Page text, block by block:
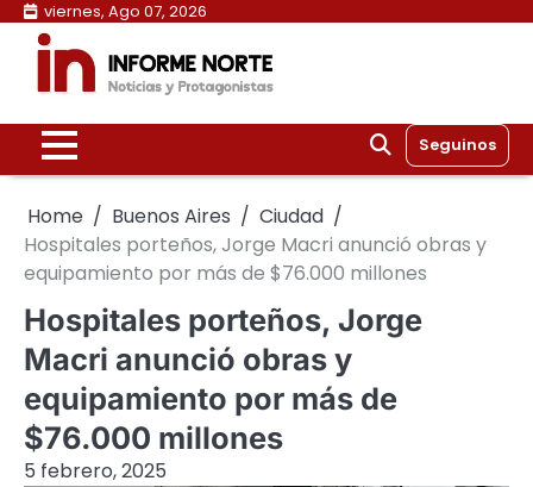
Skip
content
viernes, Ago 07, 2026
Seguinos
Home Buenos Aires
Ciudad
Hospitales porteños, Jorge Macri anunció obras y
equipamiento por más de $76.000 millones
Hospitales porteños, Jorge
Macri anunció obras y
equipamiento por más de
$76.000 millones
5 febrero, 2025